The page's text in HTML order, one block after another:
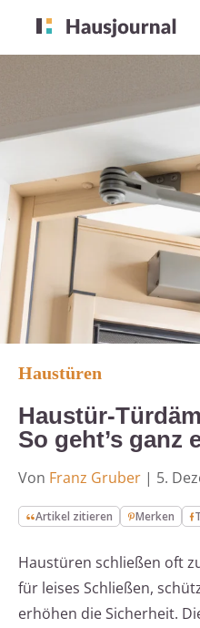
Haustüren
Haustür-
So geht’s ganz
Von Franz Gruber | 5.
Artikel zitieren Merken
Haustüren schließen oft
für leises Schließen,
erhöhen die Sicherheit.